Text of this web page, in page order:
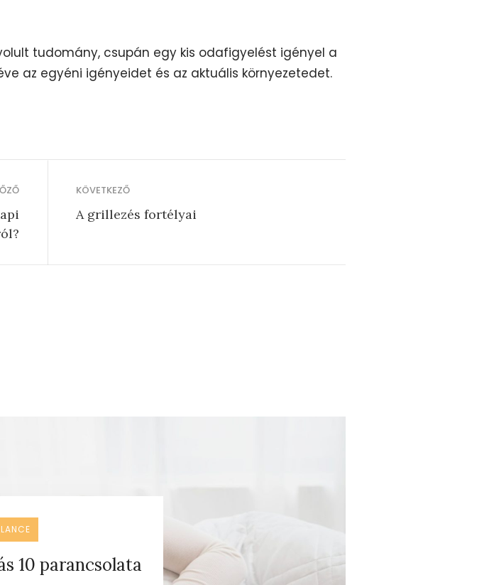
tudomány, csupán egy kis odafigyelést igényel a
az egyéni igényeidet és az aktuális környezetedet.
KÖVETKEZŐ
A grillezés fortélyai
10 parancsolata